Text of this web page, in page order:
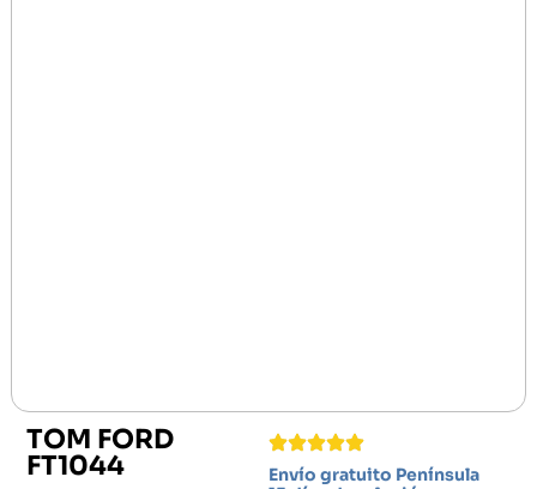
TOM FORD
FT1044
Envío gratuito Península